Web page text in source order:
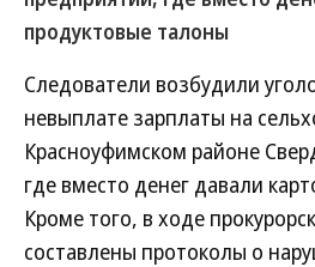
продуктовые талоны
Следователи возбудили
невыплате зарплаты на
Красноуфимском районе
где вместо денег давали
Кроме того, в ходе
составлены протоколы о